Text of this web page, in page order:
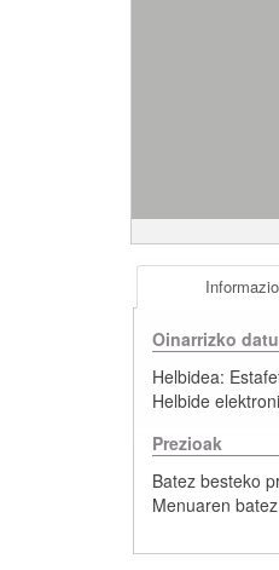
Oinarrizko
Helbidea:
Helbide
Prezioak
Batez besteko
Menuaren